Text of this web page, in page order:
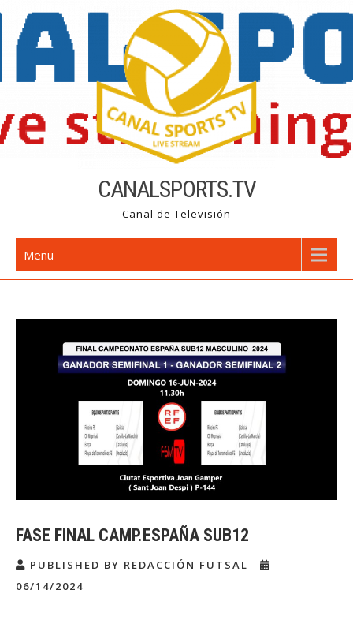
Skip
content
CANALSPORTS.TV
Canal de Televisión
Menu
FASE FINAL CAMP.ESPAÑA SUB12
PUBLISHED BY REDACCIÓN FUTSAL
06/14/2024